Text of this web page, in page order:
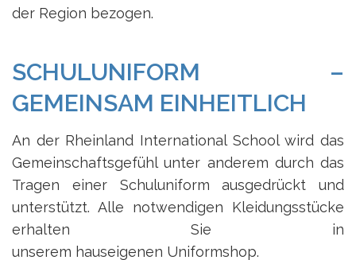
der Region bezogen.
SCHULUNIFORM –
GEMEINSAM EINHEITLICH
An der Rheinland International School wird das
Gemeinschaftsgefühl unter anderem durch das
Tragen einer Schuluniform ausgedrückt und
unterstützt. Alle notwendigen Kleidungsstücke
erhalten Sie in
unserem hauseigenen Uniformshop.